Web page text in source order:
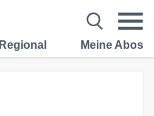
Regional Meine Abos